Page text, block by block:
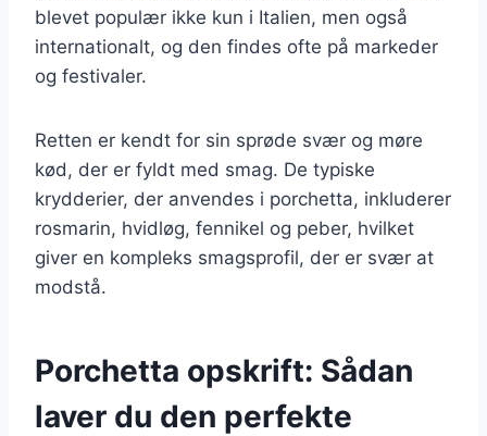
blevet populær ikke kun i Italien, men også
internationalt, og den findes ofte på markeder
og festivaler.
Retten er kendt for sin sprøde svær og møre
kød, der er fyldt med smag. De typiske
krydderier, der anvendes i porchetta, inkluderer
rosmarin, hvidløg, fennikel og peber, hvilket
giver en kompleks smagsprofil, der er svær at
modstå.
Porchetta opskrift: Sådan
laver du den perfekte